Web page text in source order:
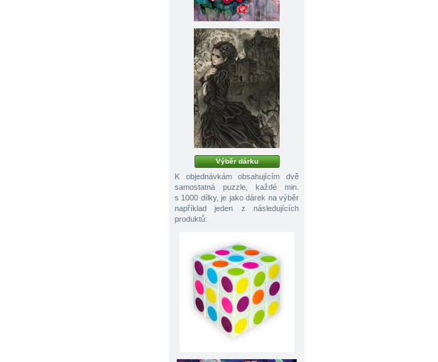
Výběr dárku
K objednávkám obsahujícím dvě
samostatná puzzle, každé min.
s 1000 dílky, je jako dárek na výběr
například jeden z následujících
produktů: